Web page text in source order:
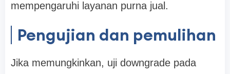
mempengaruhi layanan purna jual.
Pengujian dan pemulihan
Jika memungkinkan, uji downgrade pada